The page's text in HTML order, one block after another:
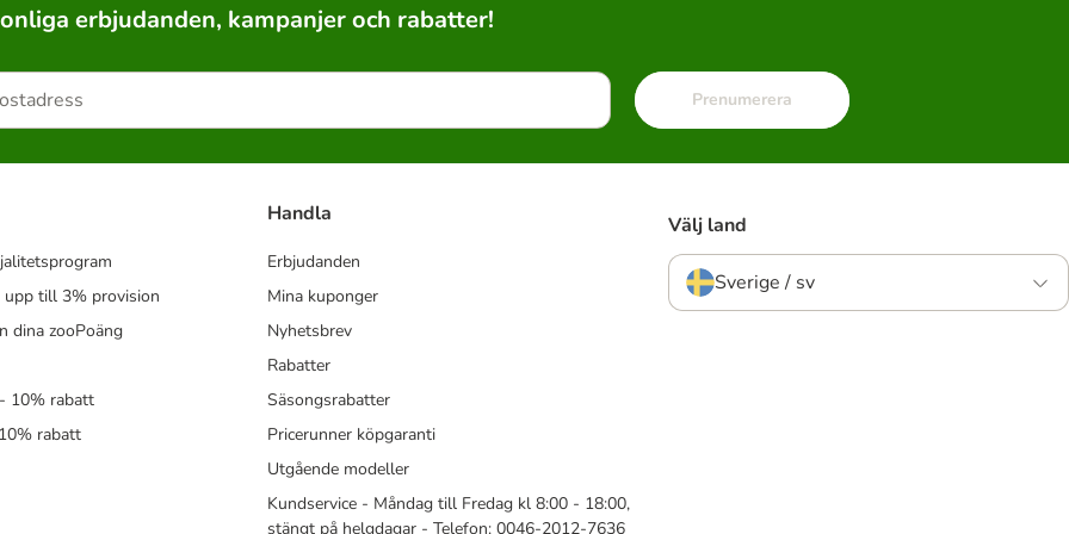
erbjudanden, kampanjer och rabatter!
Prenumerera
till 3% provision
dina zooPoäng
10% rabatt
rabatt
Handla
Erbjudanden
Mina kuponger
Nyhetsbrev
Rabatter
Säsongsrabatter
Pricerunner köpgaranti
Utgående modeller
Kundservice - Måndag till Fredag kl 8:00 - 18:00,
stängt på helgdagar - Telefon: 0046-2012-7636
Välj land
Sverige / sv